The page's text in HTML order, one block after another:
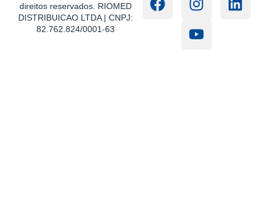
direitos reservados. RIOMED
DISTRIBUICAO LTDA | CNPJ:
82.762.824/0001-63